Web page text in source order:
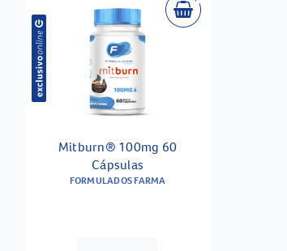
Mitburn® 100mg 60
Cápsulas
FORMULADOS FARMA